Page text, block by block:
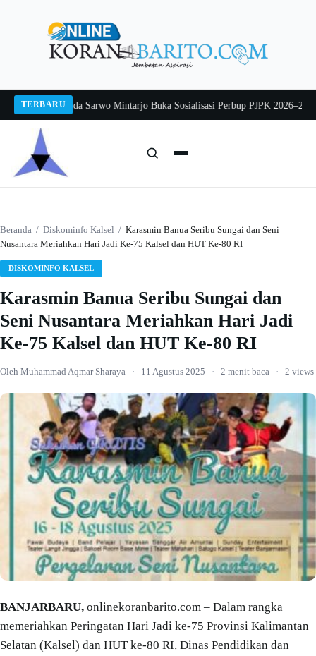
TERBARU
2026Pj Sekda Sarwo Mintarjo Buka Sosialisasi Perbup PJPK 2026–2030
Beranda / Diskominfo Kalsel / Karasmin Banua Seribu Sungai dan Seni
Nusantara Meriahkan Hari Jadi Ke-75 Kalsel dan HUT Ke-80 RI
DISKOMINFO KALSEL
Karasmin Banua Seribu Sungai dan
Seni Nusantara Meriahkan Hari Jadi
Ke-75 Kalsel dan HUT Ke-80 RI
Oleh Muhammad Aqmar Sharaya · 11 Agustus 2025 · 2 menit baca · 2 views
BANJARBARU, onlinekoranbarito.com – Dalam rangka
memeriahkan Peringatan Hari Jadi ke-75 Provinsi Kalimantan
Selatan (Kalsel) dan HUT ke-80 RI, Dinas Pendidikan dan